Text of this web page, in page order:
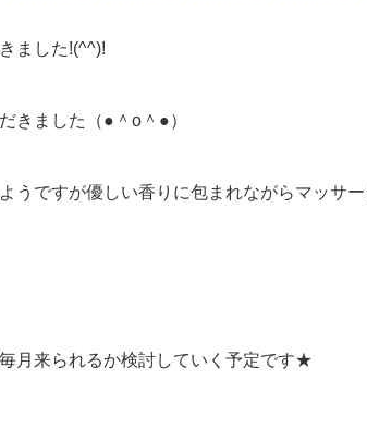
ました!(^^)!
きました（●＾o＾●）
うですが優しい香りに包まれながらマッサ
月来られるか検討していく予定です★